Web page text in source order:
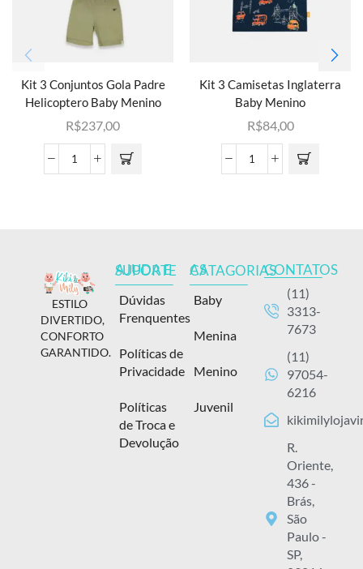
Kit 3 Conjuntos Gola Padre
Helicoptero Baby Menino
R$237,00
Kit 3 Camisetas Inglaterra
Baby Menino
R$84,00
ESTILO
DIVERTIDO,
CONFORTO
GARANTIDO.
AJUDA E SUPORTE
Dúvidas
Frenquentes
Políticas de
Privacidade
Políticas
de Troca e
Devolução
AS CATAGORIAS
Baby
Menina
Menino
Juvenil
CONTATOS
(11)
3313-
7673
(11)
97054-
6216
R.
Oriente,
436 -
Brás,
São
Paulo -
SP,